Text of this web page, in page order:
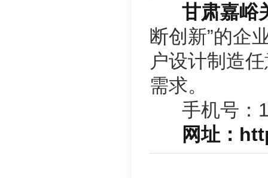
甘肃嘉峪
断创新”的企
户设计制造
需求。
手机号：
网址：